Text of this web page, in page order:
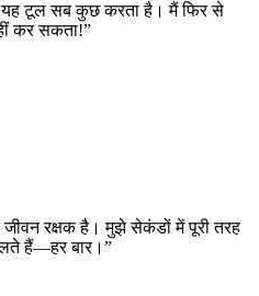
टूल सब कुछ करता है। मैं फिर से
कर सकता!”
रक्षक है। मुझे सेकंडों में पूरी तरह
हैं—हर बार। ”